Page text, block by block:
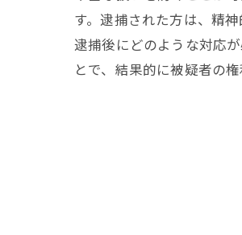
す。逮捕された方は、精
逮捕後にどのような対応
とで、結果的に被疑者の